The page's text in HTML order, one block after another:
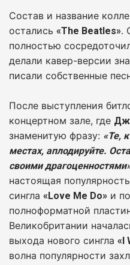
Состав и название
остались «The Beatles».
полностью
делали кавер-версии
писали собственные
После выступления
концертном зале, где
знаменитую фразу: «Те,
местах, аплодируйте.
своими
настоящая
сингла «Love Me Do» и
полноформатной
Великобритании
выхода нового сингла «I
волна популярности